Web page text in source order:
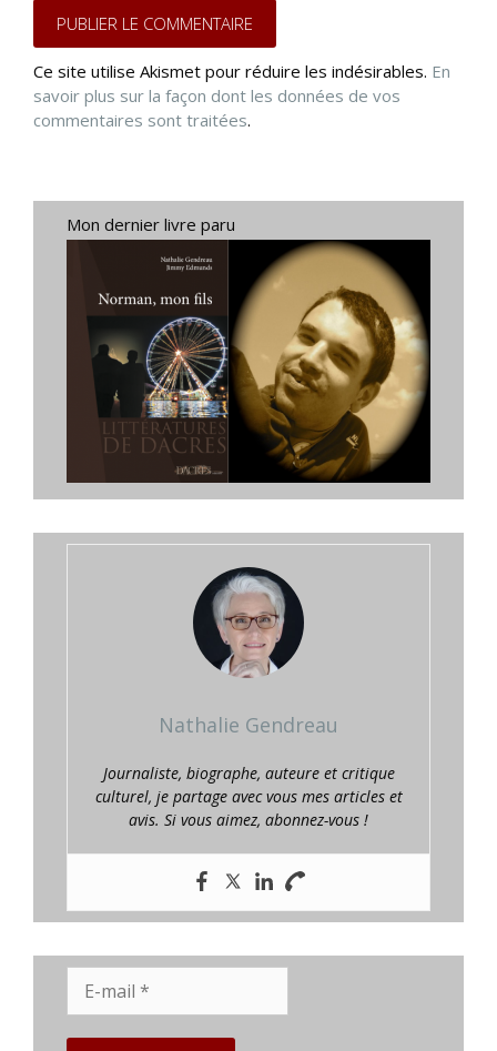
Ce site utilise Akismet pour réduire les indésirables. En
savoir plus sur la façon dont les données de vos
commentaires sont traitées.
Mon dernier livre paru
Nathalie Gendreau
Journaliste, biographe, auteure et critique
culturel, je partage avec vous mes articles et
avis. Si vous aimez, abonnez-vous !
mail